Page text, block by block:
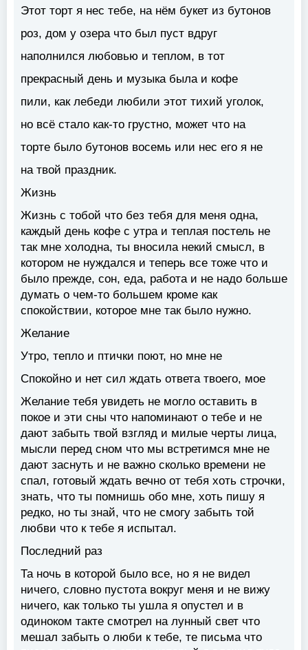
Этот торт я нес тебе, на нём букет из бутонов
роз, дом у озера что был пуст вдруг
наполнился любовью и теплом, в тот
прекрасный день и музыка была и кофе
пили, как лебеди любили этот тихий уголок,
но всё стало как-то грустно, может что на
торте было бутонов восемь или нес его я не
на твой праздник.
Жизнь
Жизнь с тобой что без тебя для меня одна,
каждый день кофе с утра и теплая постель не
так мне холодна, ты вносила некий смысл, в
котором не нуждался и теперь все тоже что и
было прежде, сон, еда, работа и не надо больше
думать о чем-то большем кроме как
спокойствии, которое мне так было нужно.
Желание
Утро, тепло и птички поют, но мне не
Спокойно и нет сил ждать ответа твоего, мое
Желание тебя увидеть не могло оставить в
покое и эти сны что напоминают о тебе и не
дают забыть твой взгляд и милые черты лица,
мысли перед сном что мы встретимся мне не
дают заснуть и не важно сколько времени не
спал, готовый ждать вечно от тебя хоть строчки,
знать, что ты помнишь обо мне, хоть пишу я
редко, но ты знай, что не смогу забыть той
любви что к тебе я испытал.
Последний раз
Та ночь в которой было все, но я не видел
ничего, словно пустота вокруг меня и не вижу
ничего, как только ты ушла я опустел и в
одиноком такте смотрел на лунный свет что
мешал забыть о люби к тебе, те письма что